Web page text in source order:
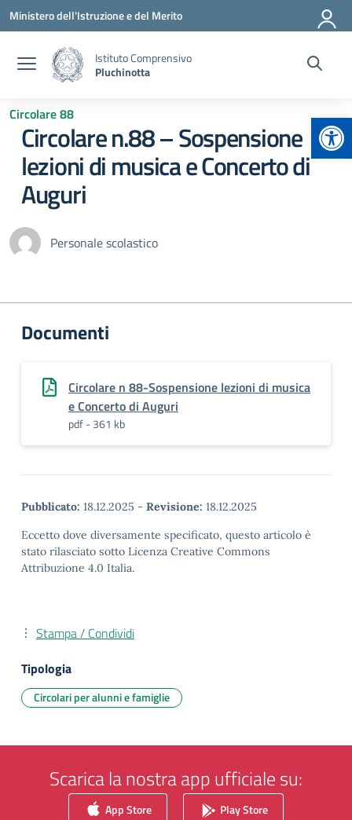
Vai ai contenuti
Vai al menu di navigazione
Vai al footer
Ministero dell'Istruzione e del Merito
Istituto Comprensivo
Pluchinotta
Circolare 88
Circolare n.88 – Sospensione
lezioni di musica e Concerto di
Auguri
Personale scolastico
Documenti
Circolare n 88-Sospensione lezioni di musica
e Concerto di Auguri
pdf - 361 kb
Pubblicato: 18.12.2025 - Revisione: 18.12.2025
Eccetto dove diversamente specificato, questo articolo è
stato rilasciato sotto Licenza Creative Commons
Attribuzione 4.0 Italia.
Stampa / Condividi
Tipologia
Circolari per alunni e famiglie
Scarica la nostra app ufficiale su:
App Store Play Store